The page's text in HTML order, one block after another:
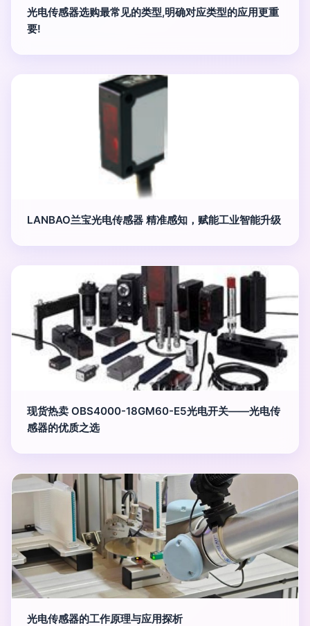
光电传感器选购最常见的类型,明确对应类型的应用更重
要!
LANBAO兰宝光电传感器 精准感知，赋能工业智能升级
现货热卖 OBS4000-18GM60-E5光电开关——光电传
感器的优质之选
光电传感器的工作原理与应用探析